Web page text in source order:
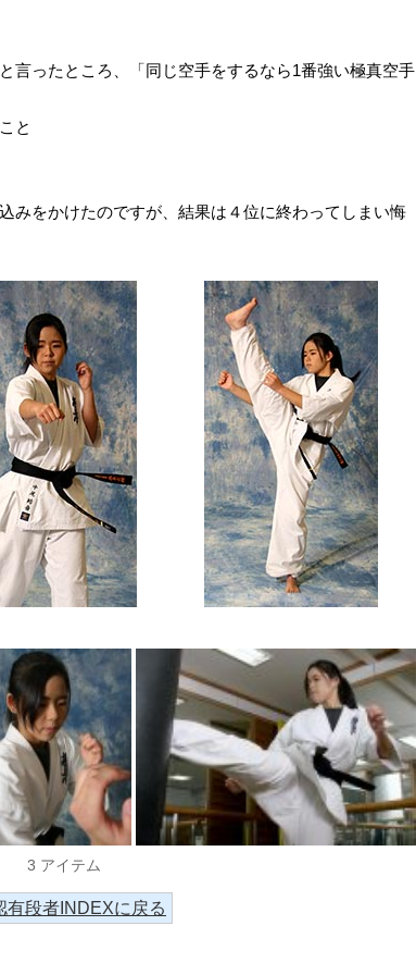
言ったところ、「同じ空手をするなら1番強い極真空手
と
みをかけたのですが、結果は４位に終わってしまい悔
3 アイテム
有段者INDEXに戻る